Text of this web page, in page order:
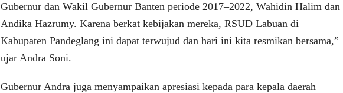
Gubernur dan Wakil Gubernur Banten periode 2017–2022, Wahidin Halim dan
Andika Hazrumy. Karena berkat kebijakan mereka, RSUD Labuan di
Kabupaten Pandeglang ini dapat terwujud dan hari ini kita resmikan bersama,”
ujar Andra Soni.
Gubernur Andra juga menyampaikan apresiasi kepada para kepala daerah